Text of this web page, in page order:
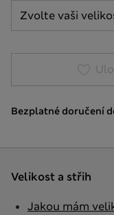
Bezplatné doručení
Velikost a střih
Jakou mám